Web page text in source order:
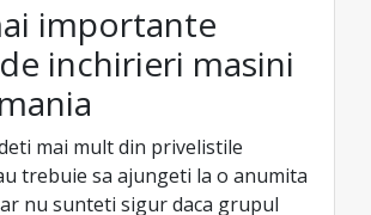
importante
inchirieri masini
mai mult din privelistile
trebuie sa ajungeti la o anumita
nu sunteti sigur daca grupul